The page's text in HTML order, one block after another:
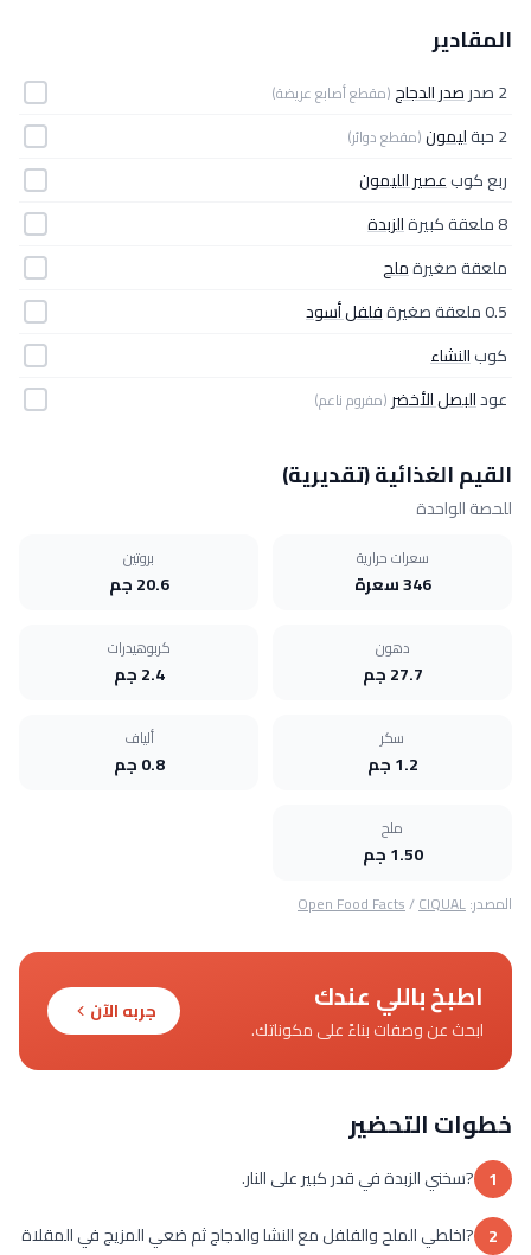
المقادير
2 صدر صدر الدجاج(مقطع أصابع عريضة)
2 حبة ليمون(مقطع دوائر)
ربع كوبعصير الليمون
8 ملعقة كبيرة
الزبدة
ملعقة صغيرةملح
0.5 ملعقة صغيرة
فلفل أسود
كوبالنشاء
عودالبصل الأخضر (مفروم ناعم)
القيم الغذائية (تقديرية)
للحصة الواحدة
سعرات حرارية
346 سعرة
بروتين
20.6 جم
دهون
27.7 جم
كربوهيدرات
2.4 جم
سكر
1.2 جم
ألياف
0.8 جم
ملح
1.50 جم
المصدر: Open Food Facts/CIQUAL
اطبخ باللي عندك
ابحث عن وصفات بناءً على مكوناتك.
جربه الآن
خطوات التحضير
1 ?سخني الزبدة في قدر كبير على النار.
2 ?اخلطي الملح والفلفل مع النشا والدجاج ثم ضعي المزيج في المقلاة